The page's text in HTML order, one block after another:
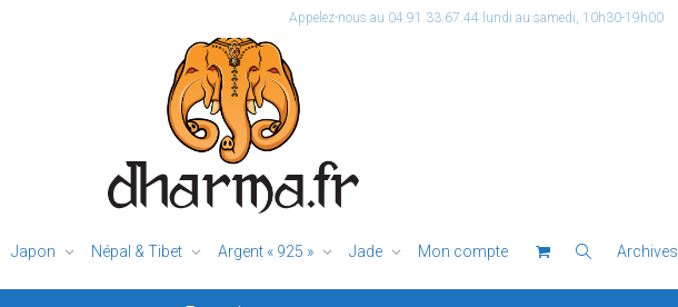
Appelez-nous au 04.91.33.67.44 lundi au samedi, 10h30-19h00
Japon Népal & Tibet Argent « 925 » Jade Mon compte Archives